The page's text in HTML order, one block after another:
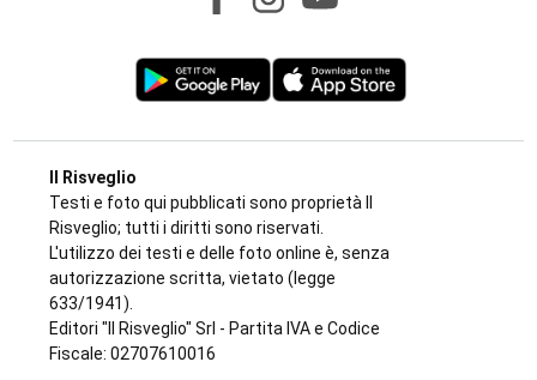
Il Risveglio
Testi e foto qui pubblicati sono proprietà Il
Risveglio; tutti i diritti sono riservati.
L'utilizzo dei testi e delle foto online è, senza
autorizzazione scritta, vietato (legge
633/1941).
Editori "Il Risveglio" Srl - Partita IVA e Codice
Fiscale: 02707610016